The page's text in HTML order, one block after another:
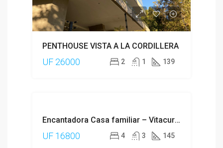
PENTHOUSE VISTA A LA CORDILLERA
UF 26000 2 1 139
Encantadora Casa familiar – Vitacura, Sector Jardin del Este.
UF 16800 4 3 145